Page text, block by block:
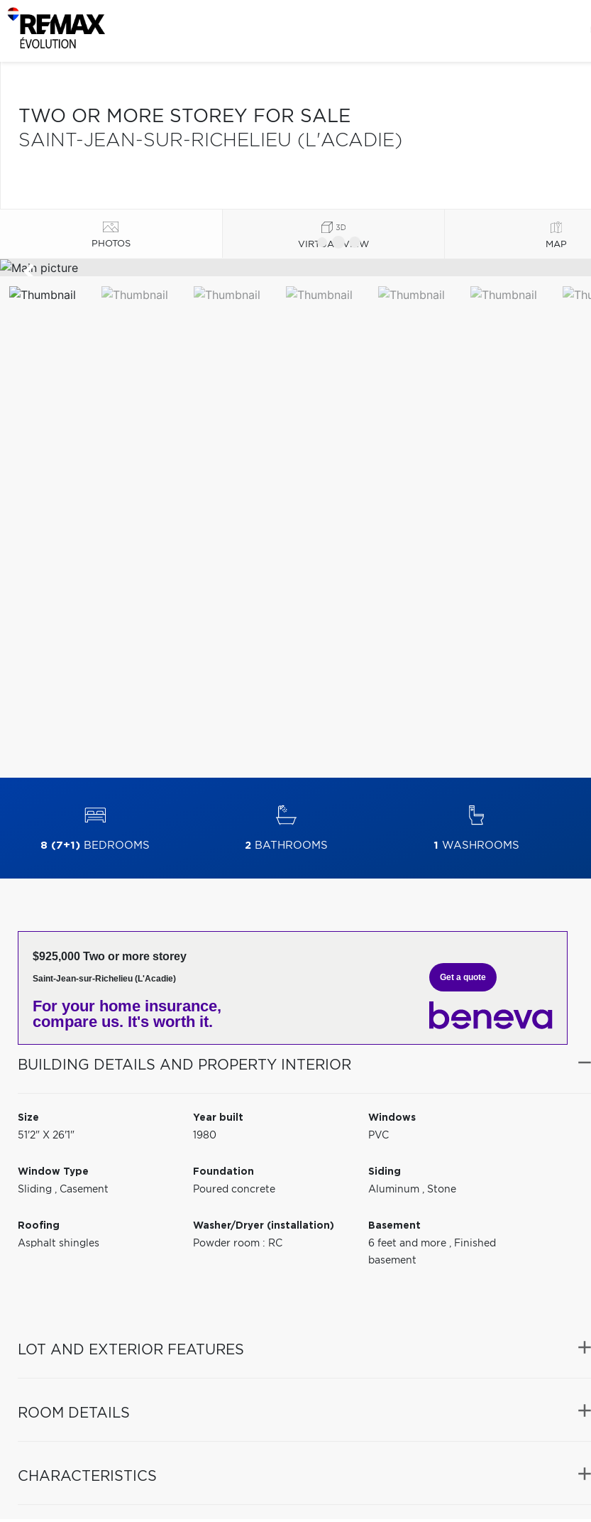
TWO OR MORE STOREY FOR SALE
SAINT-JEAN-SUR-RICHELIEU (L'ACADIE)
PHOTOS VIRTUAL VIEW MAP
8 (7+1) BEDROOMS 2BATHROOMS 1 WASHROOMS
$925,000 Two or more storey
Saint-Jean-sur-Richelieu (L'Acadie)
For your home insurance,
compare us. It's worth it.
Get a quote
BUILDING DETAILS AND PROPERTY INTERIOR
Size
51'2" X 26'1"
Year built
1980
Windows
PVC
Window Type
Sliding , Casement
Foundation
Poured concrete
Siding
Aluminum , Stone
Roofing
Asphalt shingles
Washer/Dryer (installation)
Powder room : RC
Basement
6 feet and more , Finished
basement
LOT AND EXTERIOR FEATURES
ROOM DETAILS
CHARACTERISTICS